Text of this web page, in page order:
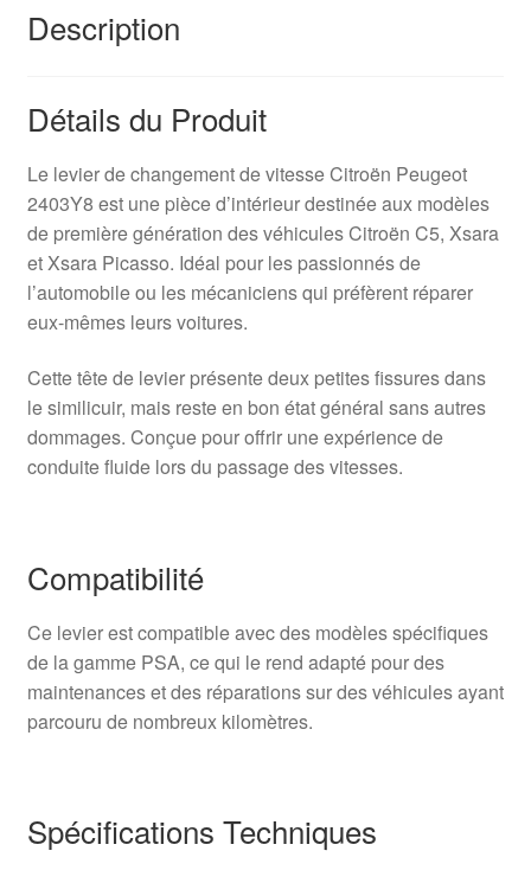
Description
Détails du Produit
Le levier de changement de vitesse Citroën Peugeot
2403Y8 est une pièce d’intérieur destinée aux modèles
de première génération des véhicules Citroën C5, Xsara
et Xsara Picasso. Idéal pour les passionnés de
l’automobile ou les mécaniciens qui préfèrent réparer
eux-mêmes leurs voitures.
Cette tête de levier présente deux petites fissures dans
le similicuir, mais reste en bon état général sans autres
dommages. Conçue pour offrir une expérience de
conduite fluide lors du passage des vitesses.
Compatibilité
Ce levier est compatible avec des modèles spécifiques
de la gamme PSA, ce qui le rend adapté pour des
maintenances et des réparations sur des véhicules ayant
parcouru de nombreux kilomètres.
Spécifications Techniques